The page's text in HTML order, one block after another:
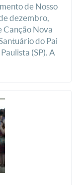
de Nosso
dezembro,
Canção Nova
do Pai
(SP). A